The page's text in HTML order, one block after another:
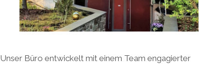
Unser Büro entwickelt mit einem Team engagierter